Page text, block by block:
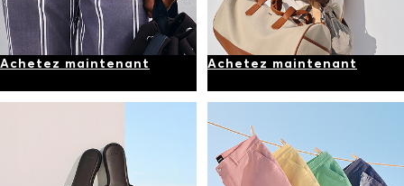
Achetez maintenant Achetez maintenant